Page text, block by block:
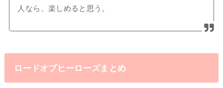
人なら、楽しめると思う。
ロードオブヒーローズまとめ